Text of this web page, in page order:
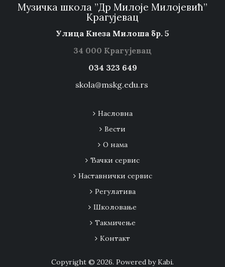
Музичка школа ”Др Милоје Милојевић”
Крагујевац
Улица Кнеза Милоша бр. 5
34 000 Крагујевац
034 323 649
skola@mskg.edu.rs
Насловна
Вести
О нама
Ђачки сервис
Наставнички сервис
Регулатива
Школовање
Tакмичење
Контакт
Copyright © 2026. Powered by Kabi.